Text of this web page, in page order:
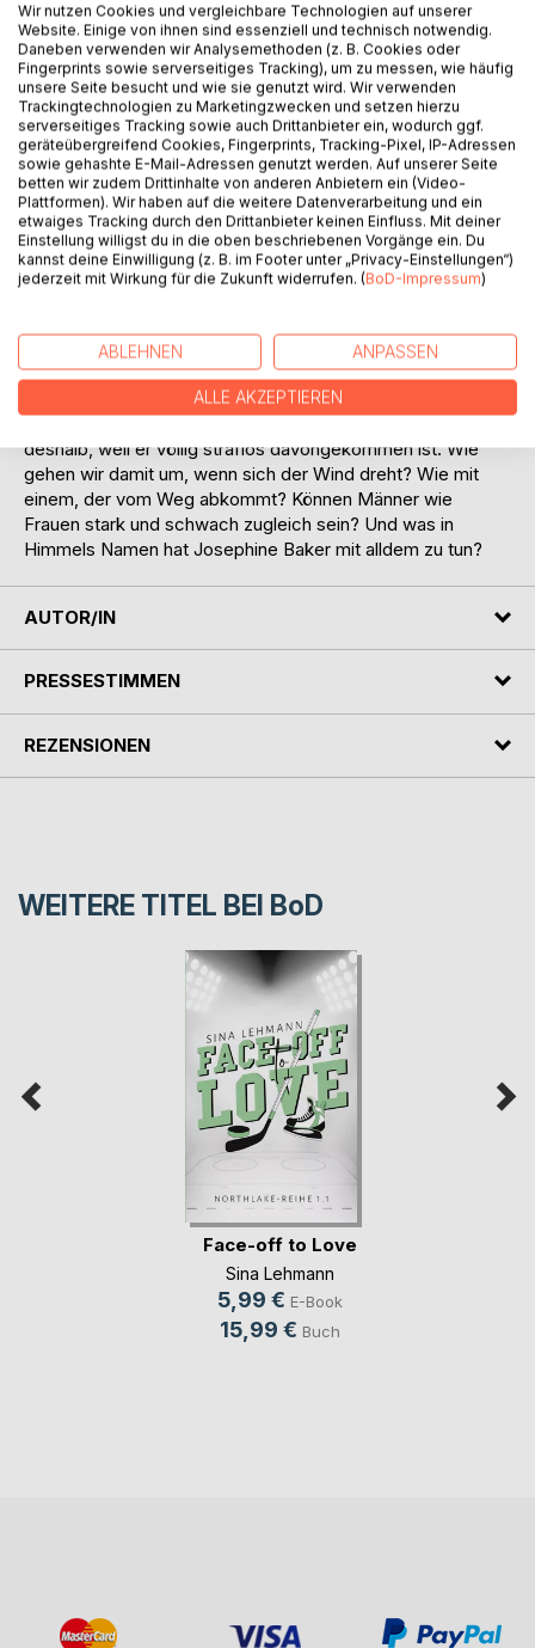
IN DEN WARENKORB
Auf die Merkliste
Titel bewerten
Marius, junger Diplomat und Verfechter von Demokratie
und Versöhnung, wandelt sich zum Nazi-Mitläufer. Nach
dem Krieg plagt ihn die Scham mitgemacht zu haben auch
deshalb, weil er völlig straflos davongekommen ist. Wie
gehen wir damit um, wenn sich der Wind dreht? Wie mit
einem, der vom Weg abkommt? Können Männer wie
Frauen stark und schwach zugleich sein? Und was in
Himmels Namen hat Josephine Baker mit alldem zu tun?
AUTOR/IN
PRESSESTIMMEN
REZENSIONEN
WEITERE TITEL BEI BoD
Face-off to Love
Sina Lehmann
5,99 € E-Book
15,99 € Buch
Wir nutzen Cookies und vergleichbare Technologien auf unserer
Website. Einige von ihnen sind essenziell und technisch notwendig.
Daneben verwenden wir Analysemethoden (z. B. Cookies oder
Fingerprints sowie serverseitiges Tracking), um zu messen, wie häufig
unsere Seite besucht und wie sie genutzt wird. Wir verwenden
Trackingtechnologien zu Marketingzwecken und setzen hierzu
serverseitiges Tracking sowie auch Drittanbieter ein, wodurch ggf.
geräteübergreifend Cookies, Fingerprints, Tracking-Pixel, IP-Adressen
sowie gehashte E-Mail-Adressen genutzt werden. Auf unserer Seite
betten wir zudem Drittinhalte von anderen Anbietern ein (Video-
Plattformen). Wir haben auf die weitere Datenverarbeitung und ein
etwaiges Tracking durch den Drittanbieter keinen Einfluss. Mit deiner
Einstellung willigst du in die oben beschriebenen Vorgänge ein. Du
kannst deine Einwilligung (z. B. im Footer unter „Privacy-Einstellungen“)
jederzeit mit Wirkung für die Zukunft widerrufen. (BoD-Impressum)
ABLEHNEN ANPASSEN
ALLE AKZEPTIEREN